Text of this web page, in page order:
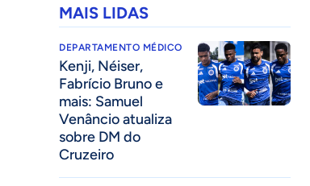
MAIS LIDAS
DEPARTAMENTO MÉDICO
Kenji, Néiser,
Fabrício Bruno e
mais: Samuel
Venâncio atualiza
sobre DM do
Cruzeiro